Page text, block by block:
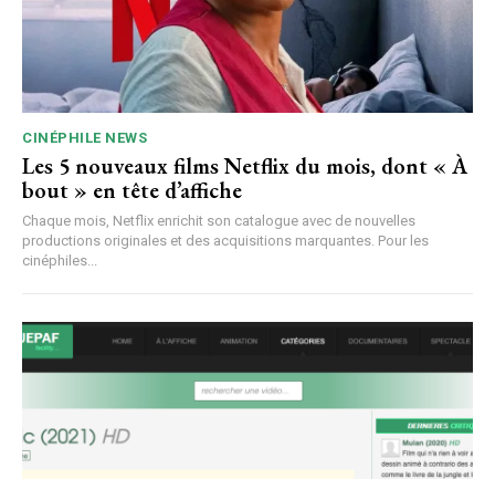
CINÉPHILE NEWS
Les 5 nouveaux films Netflix du mois, dont « À
bout » en tête d’affiche
Chaque mois, Netflix enrichit son catalogue avec de nouvelles
productions originales et des acquisitions marquantes. Pour les
cinéphiles...